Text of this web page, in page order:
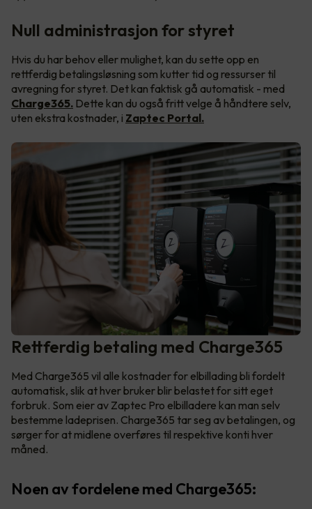
Null administrasjon for styret
Hvis du har behov eller mulighet, kan du sette opp en
rettferdig betalingsløsning som kutter tid og ressurser til
avregning for styret. Det kan faktisk gå automatisk - med
Charge365. Dette kan du også fritt velge å håndtere selv,
uten ekstra kostnader, i Zaptec Portal.
Rettferdig betaling med Charge365
Med Charge365 vil alle kostnader for elbillading bli fordelt
automatisk, slik at hver bruker blir belastet for sitt eget
forbruk. Som eier av Zaptec Pro elbilladere kan man selv
bestemme ladeprisen. Charge365 tar seg av betalingen, og
sørger for at midlene overføres til respektive konti hver
måned.
Noen av fordelene med Charge365: